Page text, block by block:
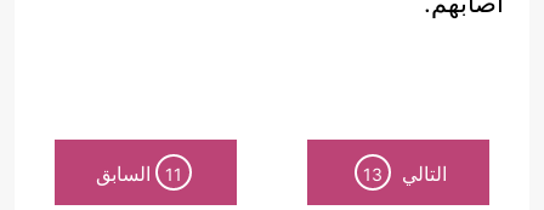
التالي 13
11 السابق